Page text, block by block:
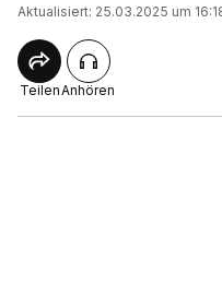
Aktualisiert: 25.03.2025 um
TeilenAnhören